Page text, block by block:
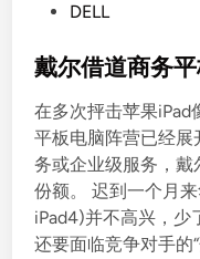
s
e
d
i
n
DELL
戴尔借道商务
在多次抨击苹果iPad
平板电脑阵营已经
务或企业级服务，
份额。 迟到一个月
iPad4)并不高兴，少
还要面临竞争对手的